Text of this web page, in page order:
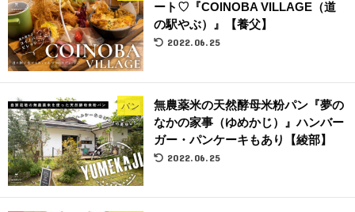
ート♡『COINOBA VILLAGE（道
の駅やぶ）』【養父】
2022.06.25
パン
無農薬米の天然酵母米粉パン『夢の
なかの家事（ゆめかじ）』ハンバー
ガー・パンケーキもあり【綾部】
2022.06.25